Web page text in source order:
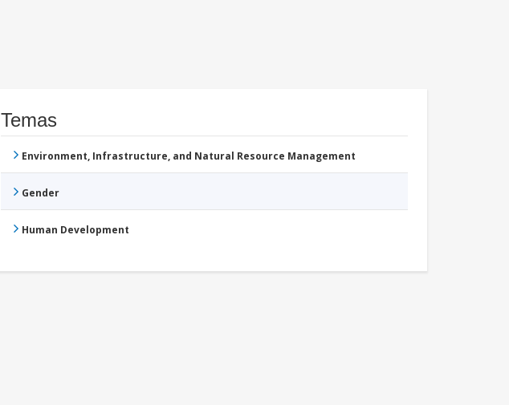
Temas
Environment, Infrastructure, and Natural Resource Management
Gender
Human Development